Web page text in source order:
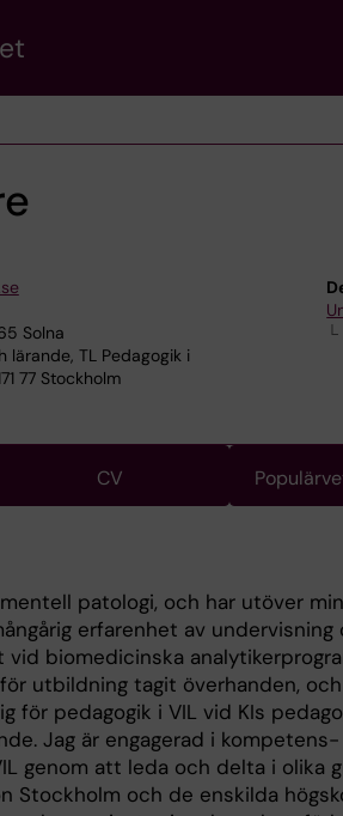
Solna
lärande, TL Pedagogik i
77 Stockholm
CV
patologi, och har utöver min
erfarenhet av undervisning
vid biomedicinska
utbildning tagit överhanden,
för pedagogik i VIL vid KIs
Jag är engagerad i
genom att leda och delta i olika
Stockholm och de enskilda